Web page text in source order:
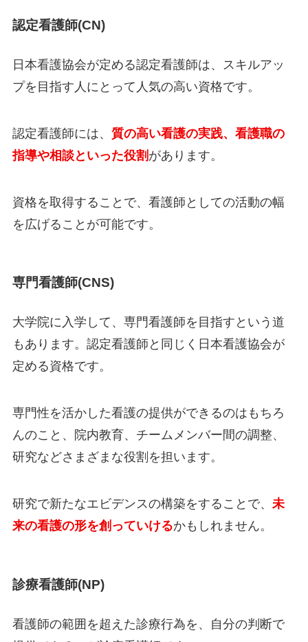
認定看護師(CN)
日本看護協会が定める認定看護師は、スキルアッ
プを目指す人にとって人気の高い資格です。
認定看護師には、 質の高い看護の実践、看護職の
指導や相談といった役割 があります。
資格を取得することで、看護師としての活動の幅
を広げることが可能です。
専門看護師(CNS)
大学院に入学して、専門看護師を目指すという道
もあります。認定看護師と同じく日本看護協会が
定める資格です。
専門性を活かした看護の提供ができるのはもちろ
んのこと、院内教育、チームメンバー間の調整、
研究などさまざまな役割を担います。
研究で新たなエビデンスの構築をすることで、 未
来の看護の形を創っていけるかもしれません。
診療看護師(NP)
看護師の範囲を超えた診療行為を、自分の判断で